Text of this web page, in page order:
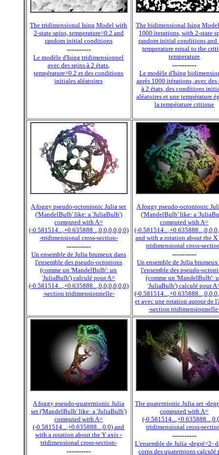
The tridimensional Ising Model with
2-state spins, temperature=0.2 and
random initial conditions
----------
Le modèle d'Ising tridimensionnel
avec des spins à 2 états,
température=0.2 et des conditions
initiales aléatoires
The bidimensional Ising
1000 iterations, with 2-state
random initial conditions and
temperature equal to the
temperature
----------
Le modèle d'Ising
après 1000 itérations, avec des
à 2 états, des conditions
aléatoires et une température
la température critique
A foggy pseudo-octonionic Julia set
('MandelBulb' like: a 'JuliaBulb')
computed with A=
(-0.581514...,+0.635888...,0,0,0,0,0,0)
-tridimensional cross-section-
----------
Un ensemble de Julia brumeux dans
l'ensemble des pseudo-octonions
(comme un 'MandelBulb': un
'JuliaBulb') calculé pour A=
(-0.581514...,+0.635888...,0,0,0,0,0,0)
-section tridimensionnelle-
A foggy pseudo-octonionic
('MandelBulb' like: a
computed with A=
(-
and with a rotation about the X
tridimensional cross-
----------
Un ensemble de Julia brumeux
l'ensemble des pseudo-
(comme un 'MandelBulb':
'JuliaBulb') calculé pour
(-
et avec une rotation autour de
-section
A foggy pseudo-quaternionic Julia
set ('MandelBulb' like: a 'JuliaBulb')
computed with A=
(-0.581514...,+0.635888...,0,0) and
with a rotation about the Y axis -
tridimensional cross-section-
----------
The quaternionic Julia set -
computed with A=
(-
tridimensional cross-
----------
L'ensemble de Julia -degré=2-
corps des quaternions calculé